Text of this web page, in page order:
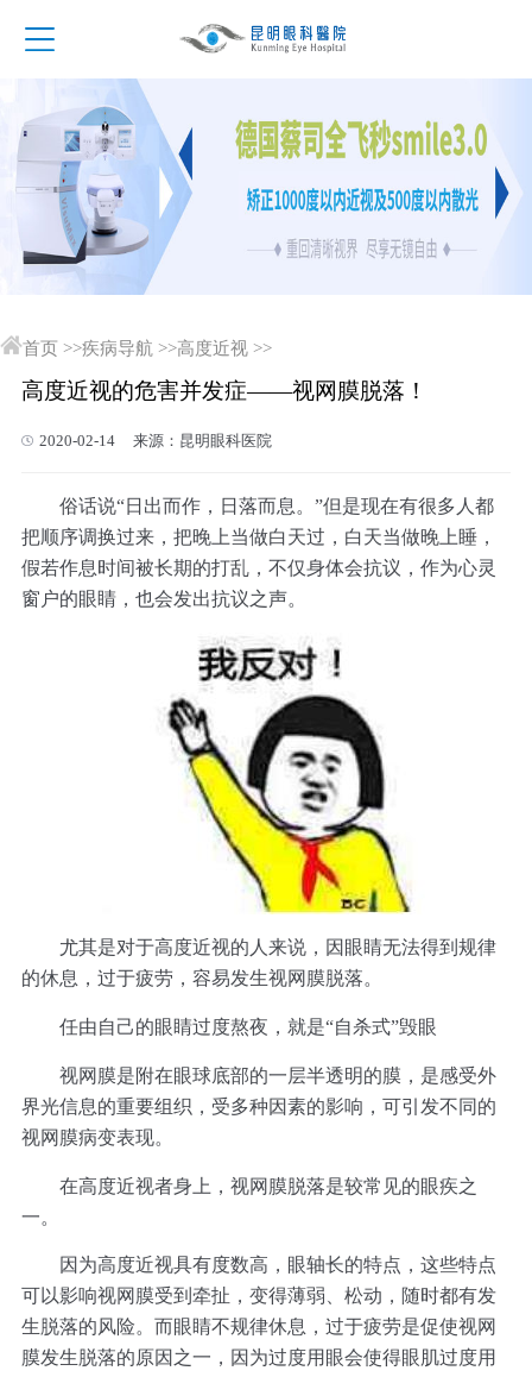
首页 >>疾病导航 >>高度近视 >>
高度近视的危害并发症——视网膜脱落！
2020-02-14 来源：昆明眼科医院
俗话说“日出而作，日落而息。”但是现在有很多人都
把顺序调换过来，把晚上当做白天过，白天当做晚上睡，
假若作息时间被长期的打乱，不仅身体会抗议，作为心灵
窗户的眼睛，也会发出抗议之声。
尤其是对于高度近视的人来说，因眼睛无法得到规律
的休息，过于疲劳，容易发生视网膜脱落。
任由自己的眼睛过度熬夜，就是“自杀式”毁眼
视网膜是附在眼球底部的一层半透明的膜，是感受外
界光信息的重要组织，受多种因素的影响，可引发不同的
视网膜病变表现。
在高度近视者身上，视网膜脱落是较常见的眼疾之
一。
因为高度近视具有度数高，眼轴长的特点，这些特点
可以影响视网膜受到牵扯，变得薄弱、松动，随时都有发
生脱落的风险。而眼睛不规律休息，过于疲劳是促使视网
膜发生脱落的原因之一，因为过度用眼会使得眼肌过度用